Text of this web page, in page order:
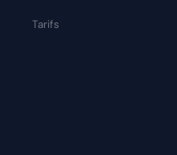
Tarifs